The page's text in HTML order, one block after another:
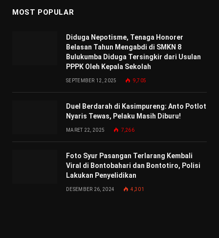
MOST POPULAR
Diduga Nepotisme, Tenaga Honorer
Belasan Tahun Mengabdi di SMKN 8
Bulukumba Diduga Tersingkir dari Usulan
PPPK Oleh Kepala Sekolah
SEPTEMBER 12, 2025 9,705
Duel Berdarah di Kasimpureng: Anto Potlot
Nyaris Tewas, Pelaku Masih Diburu!
MARET 22, 2025 7,266
Foto Syur Pasangan Terlarang Kembali
Viral di Bontobahari dan Bontotiro, Polisi
Lakukan Penyelidikan
DESEMBER 26, 2024 4,301